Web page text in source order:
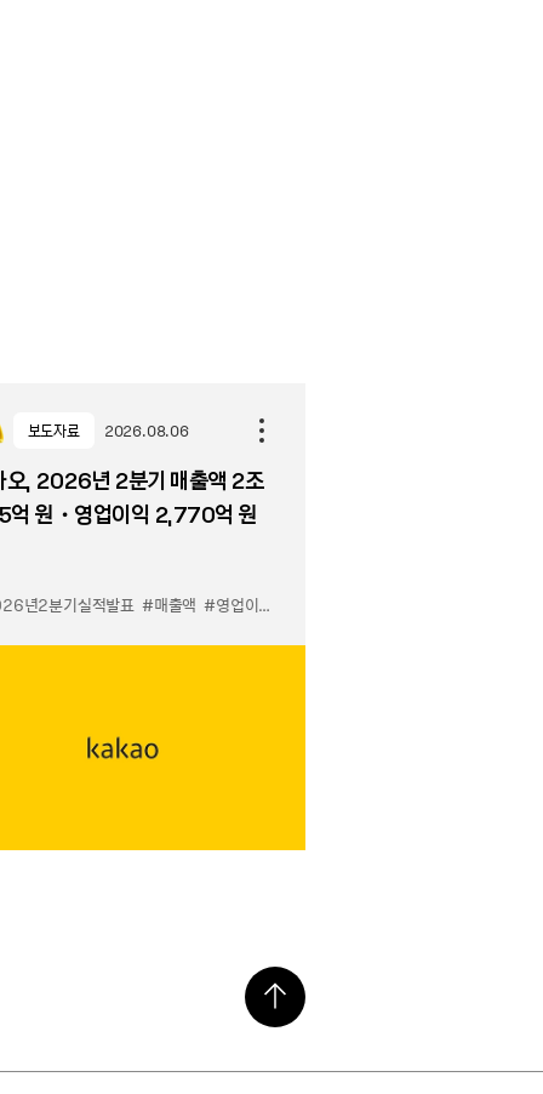
보도자료 2026.08.06
오, 2026년 2분기 매출액 2조
원・영업이익 2,770억 원
년2분기실적발표 #매출액 #영업이익